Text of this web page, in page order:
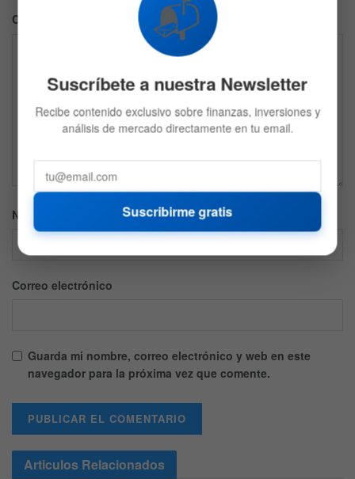
Comentario
Nombre
Correo electrónico
Guarda mi nombre, correo electrónico y web en este
navegador para la próxima vez que comente.
Articulos Relacionados
📬
Suscríbete a nuestra Newsletter
Recibe contenido exclusivo sobre finanzas, inversiones y
análisis de mercado directamente en tu email.
Suscribirme gratis